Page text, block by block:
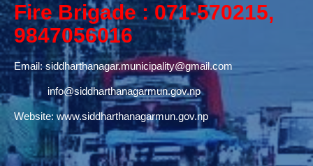
Fire Brigade : 071-570215,
9847056016
Email:siddharthanagar.municipality@gmail.com
info@siddharthanagarmun.gov.np
Website: www.siddharthanagarmun.gov.np